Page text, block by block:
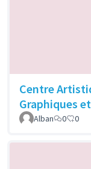
Centre
Graphiques
Alban 0 0